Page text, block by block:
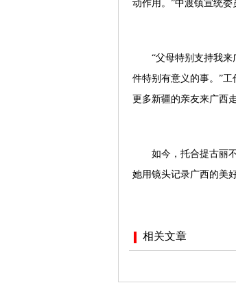
动作用。”中渡镇宣统委
“父母特别支持我
件特别有意义的事。”
更多新疆的亲友来广西
如今，托合提古丽
她用镜头记录广西的美
相关文章